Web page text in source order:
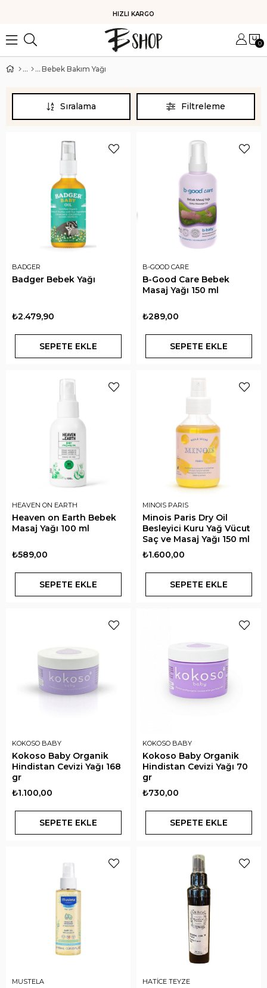
HIZLI KARGO
0
Bebek Bakım Yağı
Filtreleme
Sıralama
BADGER
Badger Bebek Yağı
₺2.479,90
SEPETE EKLE
B-GOOD CARE
B-Good Care Bebek
Masaj Yağı 150 ml
₺289,00
SEPETE EKLE
HEAVEN ON EARTH
Heaven on Earth Bebek
Masaj Yağı 100 ml
₺589,00
SEPETE EKLE
MINOIS PARIS
Minois Paris Dry Oil
Besleyici Kuru Yağ Vücut
Saç ve Masaj Yağı 150 ml
₺1.600,00
SEPETE EKLE
KOKOSO BABY
Kokoso Baby Organik
Hindistan Cevizi Yağı 168
gr
₺1.100,00
SEPETE EKLE
KOKOSO BABY
Kokoso Baby Organik
Hindistan Cevizi Yağı 70
gr
₺730,00
SEPETE EKLE
MUSTELA HATİCE TEYZE